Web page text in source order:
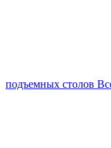
подъемных столов